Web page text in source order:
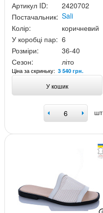
Артикул ID:
2420702
Постачальник: Sali
Колір:
коричневий
У коробці пар: 6
Розміри:
36-40
Сезон:
літо
Ціна за скриньку: 3 540 грн.
У кошик
шт